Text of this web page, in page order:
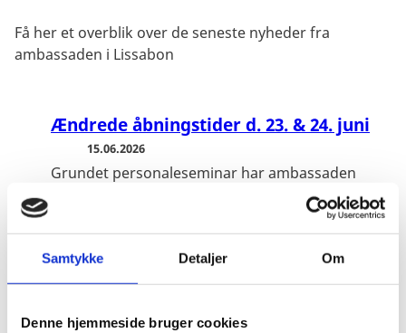
Samtykke Detaljer Om
Denne hjemmeside bruger cookies
Få her et overblik over de seneste nyheder fra
ambassaden i Lissabon
Ændrede åbningstider d. 23. & 24. juni
15.06.2026
Grundet personaleseminar har ambassaden
ændrede åbningstider d. 23. og 24. juni. Tirsdag
d. 23. juni: 09.00-11.30. Onsdag d. 24. juni:
Lukket. Ved akutte problemer kan du kontakte
udenrigsministeri...
Danskerliste